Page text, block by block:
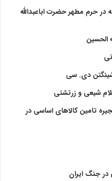
در حرم مطهر حضرت اباعبدالله
الحسین
دی. سی
شیعی و زرتشتی
تامین کالاهای اساسی در
جنگ ایران